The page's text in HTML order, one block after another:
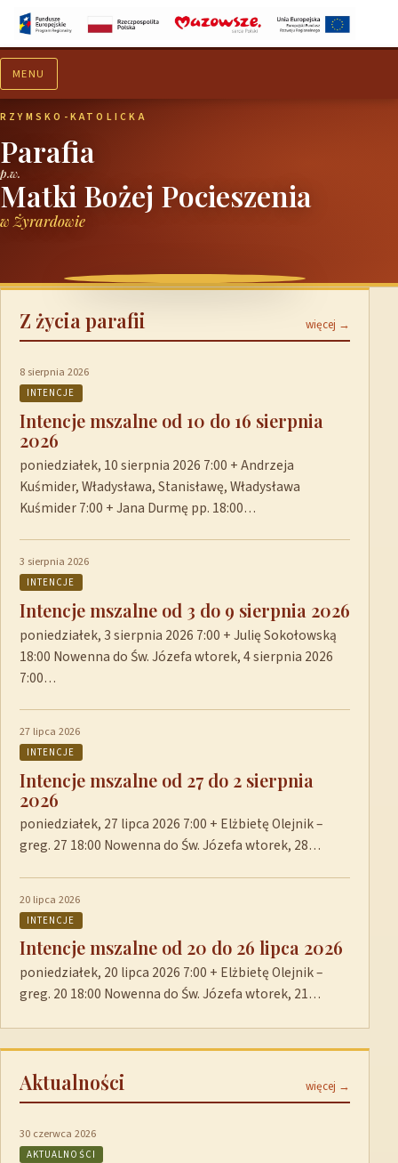
MENU
RZYMSKO-KATOLICKA
Parafia
p.w.
Matki Bożej Pocieszenia
w Żyrardowie
Z życia parafii więcej →
8 sierpnia 2026
INTENCJE
Intencje mszalne od 10 do 16 sierpnia
2026
poniedziałek, 10 sierpnia 2026 7:00 + Andrzeja
Kuśmider, Władysława, Stanisławę, Władysława
Kuśmider 7:00 + Jana Durmę pp. 18:00…
3 sierpnia 2026
INTENCJE
Intencje mszalne od 3 do 9 sierpnia 2026
poniedziałek, 3 sierpnia 2026 7:00 + Julię Sokołowską
18:00 Nowenna do Św. Józefa wtorek, 4 sierpnia 2026
7:00…
27 lipca 2026
INTENCJE
Intencje mszalne od 27 do 2 sierpnia
2026
poniedziałek, 27 lipca 2026 7:00 + Elżbietę Olejnik –
greg. 27 18:00 Nowenna do Św. Józefa wtorek, 28…
20 lipca 2026
INTENCJE
Intencje mszalne od 20 do 26 lipca 2026
poniedziałek, 20 lipca 2026 7:00 + Elżbietę Olejnik –
greg. 20 18:00 Nowenna do Św. Józefa wtorek, 21…
Aktualności więcej →
30 czerwca 2026
AKTUALNOŚCI